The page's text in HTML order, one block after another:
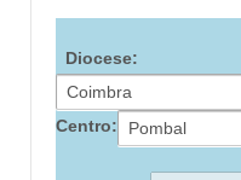
Diocese:
Centro: